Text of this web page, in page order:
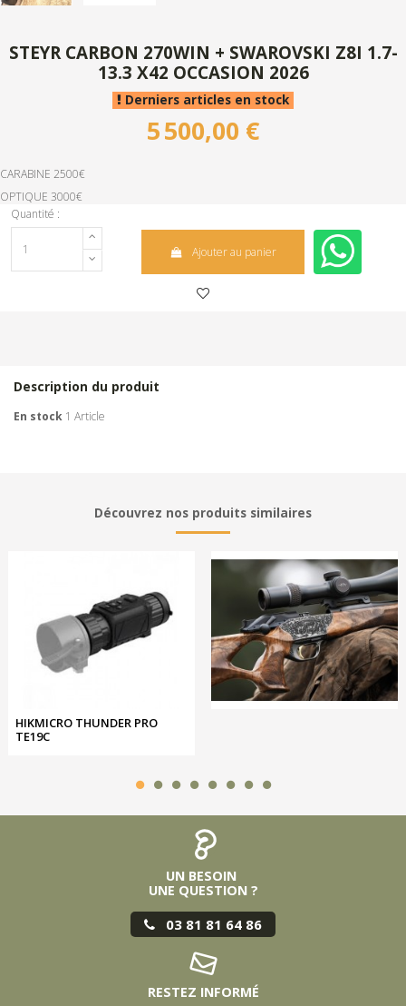
STEYR CARBON 270WIN + SWAROVSKI Z8I 1.7-
13.3 X42 OCCASION 2026
Derniers articles en stock
5 500,00 €
CARABINE 2500€
OPTIQUE 3000€
Quantité :
Ajouter au panier
Description du produit
En stock 1 Article
Découvrez nos produits similaires
HIKMICRO THUNDER PRO
TE19C
UN BESOIN
UNE QUESTION ?
03 81 81 64 86
RESTEZ INFORMÉ